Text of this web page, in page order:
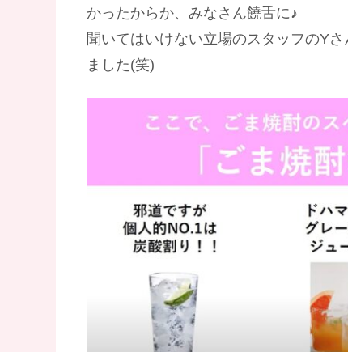
かったからか、みなさん饒舌に♪
聞いてはいけない立場のスタッフのY
ました(笑)